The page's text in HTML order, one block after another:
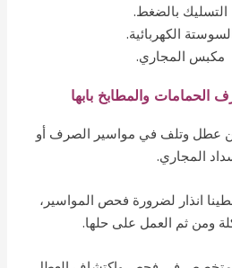
بالضغط.
الكهربائية.
المجاري.
والمطابخ بابها
وتلف في مواسير الصرف أو
انذار لضرورة فحص المواسير،
ثم العمل على حلها.